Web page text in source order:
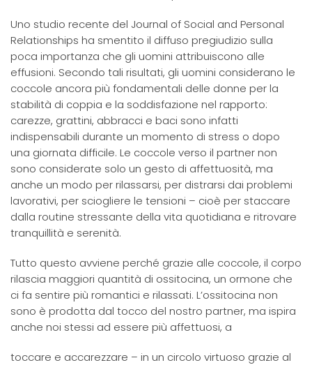
Uno studio recente del Journal of Social and Personal
Relationships ha smentito il diffuso pregiudizio sulla
poca importanza che gli uomini attribuiscono alle
effusioni. Secondo tali risultati, gli uomini considerano le
coccole ancora più fondamentali delle donne per la
stabilità di coppia e la soddisfazione nel rapporto:
carezze, grattini, abbracci e baci sono infatti
indispensabili durante un momento di stress o dopo
una giornata difficile. Le coccole verso il partner non
sono considerate solo un gesto di affettuosità, ma
anche un modo per rilassarsi, per distrarsi dai problemi
lavorativi, per sciogliere le tensioni – cioè per staccare
dalla routine stressante della vita quotidiana e ritrovare
tranquillità e serenità.
Tutto questo avviene perché grazie alle coccole, il corpo
rilascia maggiori quantità di ossitocina, un ormone che
ci fa sentire più romantici e rilassati. L’ossitocina non
sono è prodotta dal tocco del nostro partner, ma ispira
anche noi stessi ad essere più affettuosi, a
toccare e accarezzare – in un circolo virtuoso grazie al